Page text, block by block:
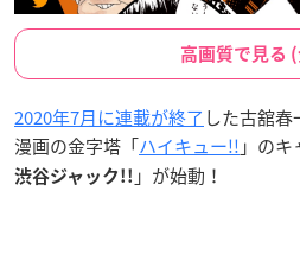
高画質で見る
2020年7月に連載が終了 した古舘
漫画の金字塔「ハイキュー!! 」の
渋谷ジャック!! 」が始動！